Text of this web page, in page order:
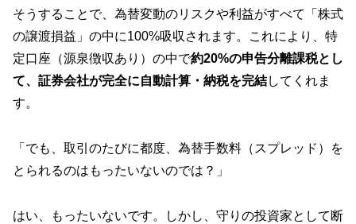
そうすることで、為替変動のリスクや利益がすべて「株式
の譲渡損益」の中に100%吸収されます。これにより、特
定口座（源泉徴収あり）の中で約20%の申告分離課税とし
て、証券会社が完全に自動計算・納税を完結してくれま
す。
「でも、取引のたびに都度、為替手数料（スプレッド）を
とられるのはもったいないのでは？」
はい、もったいないです。しかし、守りの投資家として断